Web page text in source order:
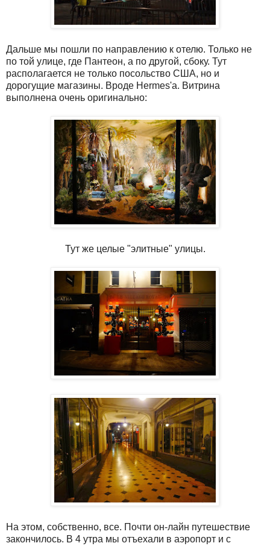
Дальше мы пошли по направлению к отелю. Только не
по той улице, где Пантеон, а по другой, сбоку. Тут
располагается не только посольство США, но и
дорогущие магазины. Вроде Hermes'а. Витрина
выполнена очень оригинально:
Тут же целые "элитные" улицы.
На этом, собственно, все. Почти он-лайн путешествие
закончилось. В 4 утра мы отъехали в аэропорт и с